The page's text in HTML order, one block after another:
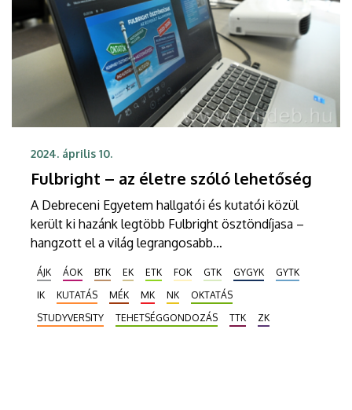
2024. április 10.
Fulbright – az életre szóló lehetőség
A Debreceni Egyetem hallgatói és kutatói közül
került ki hazánk legtöbb Fulbright ösztöndíjasa –
hangzott el a világ legrangosabb
ösztöndíjprogramjának idei pályázatait bemutató
tájékoztatón a Debreceni Egyetem Nemzetközi
Irodájában. A Fulbright révén évente 25 hazai
hallgató, kutató, illetve oktató számára nyílik
ÁJK ÁOK BTK EK ETK FOK GTK GYGYK
GYTK
IK
KUTATÁS MÉK MK NK
OKTATÁS
STUDYVERSITY
TEHETSÉGGONDOZÁS TTK ZK